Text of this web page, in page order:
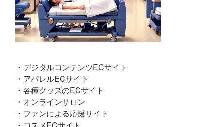
・デジタルコンテンツECサイト
・アパレルECサイト
・各種グッズのECサイト
・オンラインサロン
・ファンによる応援サイト